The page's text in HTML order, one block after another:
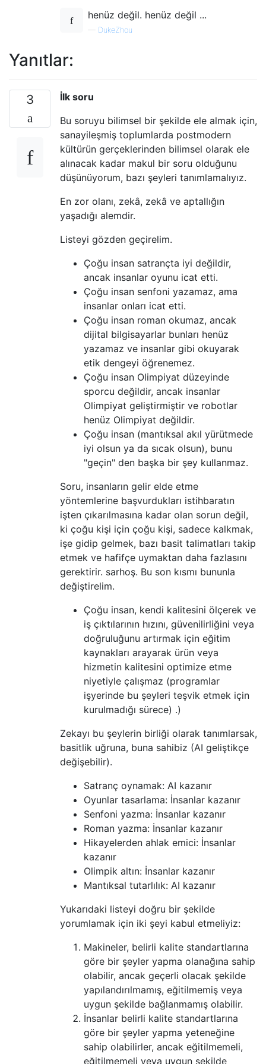
henüz değil. henüz değil ...
— DukeZhou
Yanıtlar:
3
İlk soru
Bu soruyu bilimsel bir şekilde ele almak için,
sanayileşmiş toplumlarda postmodern
kültürün gerçeklerinden bilimsel olarak ele
alınacak kadar makul bir soru olduğunu
düşünüyorum, bazı şeyleri tanımlamalıyız.
En zor olanı, zekâ, zekâ ve aptallığın
yaşadığı alemdir.
Listeyi gözden geçirelim.
Çoğu insan satrançta iyi değildir,
ancak insanlar oyunu icat etti.
Çoğu insan senfoni yazamaz, ama
insanlar onları icat etti.
Çoğu insan roman okumaz, ancak
dijital bilgisayarlar bunları henüz
yazamaz ve insanlar gibi okuyarak
etik dengeyi öğrenemez.
Çoğu insan Olimpiyat düzeyinde
sporcu değildir, ancak insanlar
Olimpiyat geliştirmiştir ve robotlar
henüz Olimpiyat değildir.
Çoğu insan (mantıksal akıl yürütmede
iyi olsun ya da sıcak olsun), bunu
"geçin" den başka bir şey kullanmaz.
Soru, insanların gelir elde etme
yöntemlerine başvurdukları istihbaratın
işten çıkarılmasına kadar olan sorun değil,
ki çoğu kişi için çoğu kişi, sadece kalkmak,
işe gidip gelmek, bazı basit talimatları takip
etmek ve hafifçe uymaktan daha fazlasını
gerektirir. sarhoş. Bu son kısmı bununla
değiştirelim.
Çoğu insan, kendi kalitesini ölçerek ve
iş çıktılarının hızını, güvenilirliğini veya
doğruluğunu artırmak için eğitim
kaynakları arayarak ürün veya
hizmetin kalitesini optimize etme
niyetiyle çalışmaz (programlar
işyerinde bu şeyleri teşvik etmek için
kurulmadığı sürece) .)
Zekayı bu şeylerin birliği olarak tanımlarsak,
basitlik uğruna, buna sahibiz (AI geliştikçe
değişebilir).
Satranç oynamak: AI kazanır
Oyunlar tasarlama: İnsanlar kazanır
Senfoni yazma: İnsanlar kazanır
Roman yazma: İnsanlar kazanır
Hikayelerden ahlak emici: İnsanlar
kazanır
Olimpik altın: İnsanlar kazanır
Mantıksal tutarlılık: AI kazanır
Yukarıdaki listeyi doğru bir şekilde
yorumlamak için iki şeyi kabul etmeliyiz:
Makineler, belirli kalite standartlarına
göre bir şeyler yapma olanağına sahip
olabilir, ancak geçerli olacak şekilde
yapılandırılmamış, eğitilmemiş veya
uygun şekilde bağlanmamış olabilir.
İnsanlar belirli kalite standartlarına
göre bir şeyler yapma yeteneğine
sahip olabilirler, ancak eğitilmemeli,
eğitilmemeli veya uygun şekilde